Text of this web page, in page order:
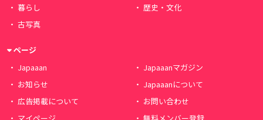
暮らし
歴史・文化
古写真
ページ
Japaaan
Japaaanマガジン
お知らせ
Japaaanについて
広告掲載について
お問い合わせ